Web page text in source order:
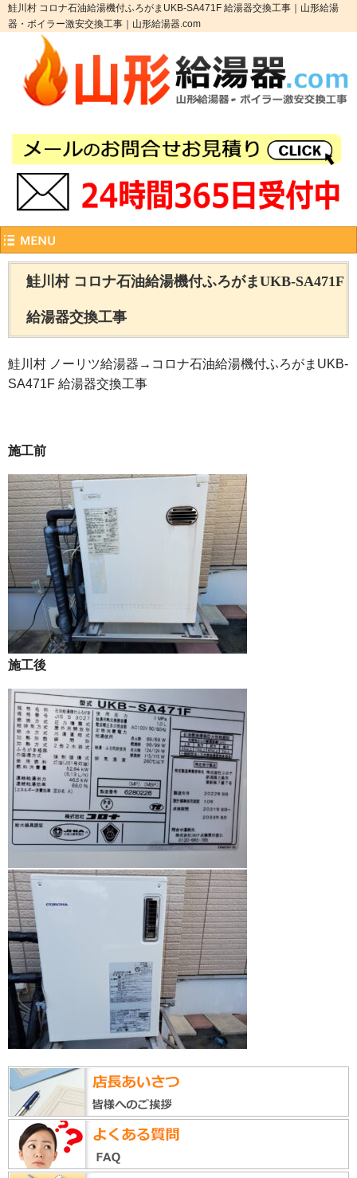
鮭川村 コロナ石油給湯機付ふろがまUKB-SA471F 給湯器交換工事｜山形給湯
器・ボイラー激安交換工事｜山形給湯器.com
鮭川村 コロナ石油給湯機付ふろがまUKB-SA471F
給湯器交換工事
鮭川村 ノーリツ給湯器→コロナ石油給湯機付ふろがまUKB-
SA471F 給湯器交換工事
施工前
施工後